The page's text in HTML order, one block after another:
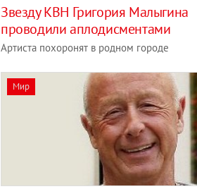
Звезду КВН Григория Малыгина
проводили аплодисментами
Артиста похоронят в родном городе
Мир